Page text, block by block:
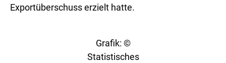
Exportüberschuss erzielt hatte.
Grafik: ©
Statistisches